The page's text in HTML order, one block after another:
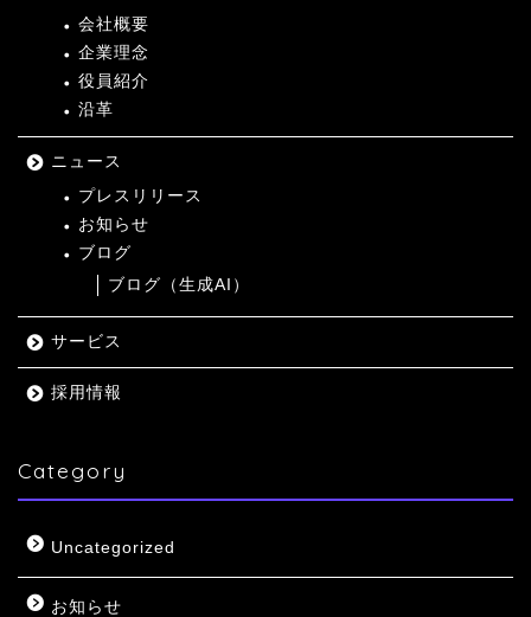
会社概要
企業理念
役員紹介
沿革
ニュース
プレスリリース
お知らせ
ブログ
ブログ（生成AI）
サービス
採用情報
Category
Uncategorized
お知らせ